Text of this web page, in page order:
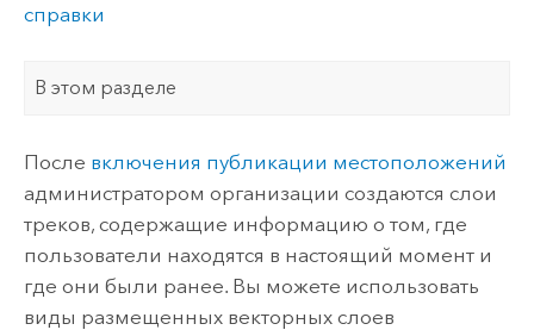
справки
В этом разделе
После включения публикации местоположений
администратором организации создаются слои
треков, содержащие информацию о том, где
пользователи находятся в настоящий момент и
где они были ранее. Вы можете использовать
виды размещенных векторных слоев